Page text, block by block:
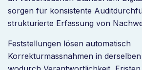
sorgen für konsistente
strukturierte Erfassung von
Feststellungen lösen automatisch
Korrekturmassnahmen in